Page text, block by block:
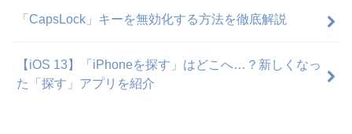
「CapsLock」キーを無効化する方法を徹底解説
【iOS 13】「iPhoneを探す」はどこへ…？新しくなっ
た「探す」アプリを紹介